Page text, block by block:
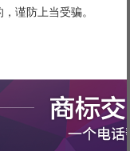
谨防上当受骗。